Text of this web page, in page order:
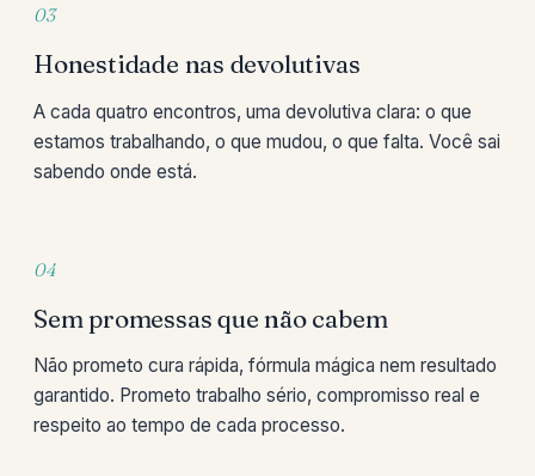
03
Honestidade nas devolutivas
A cada quatro encontros, uma devolutiva clara: o que
estamos trabalhando, o que mudou, o que falta. Você sai
sabendo onde está.
04
Sem promessas que não cabem
Não prometo cura rápida, fórmula mágica nem resultado
garantido. Prometo trabalho sério, compromisso real e
respeito ao tempo de cada processo.